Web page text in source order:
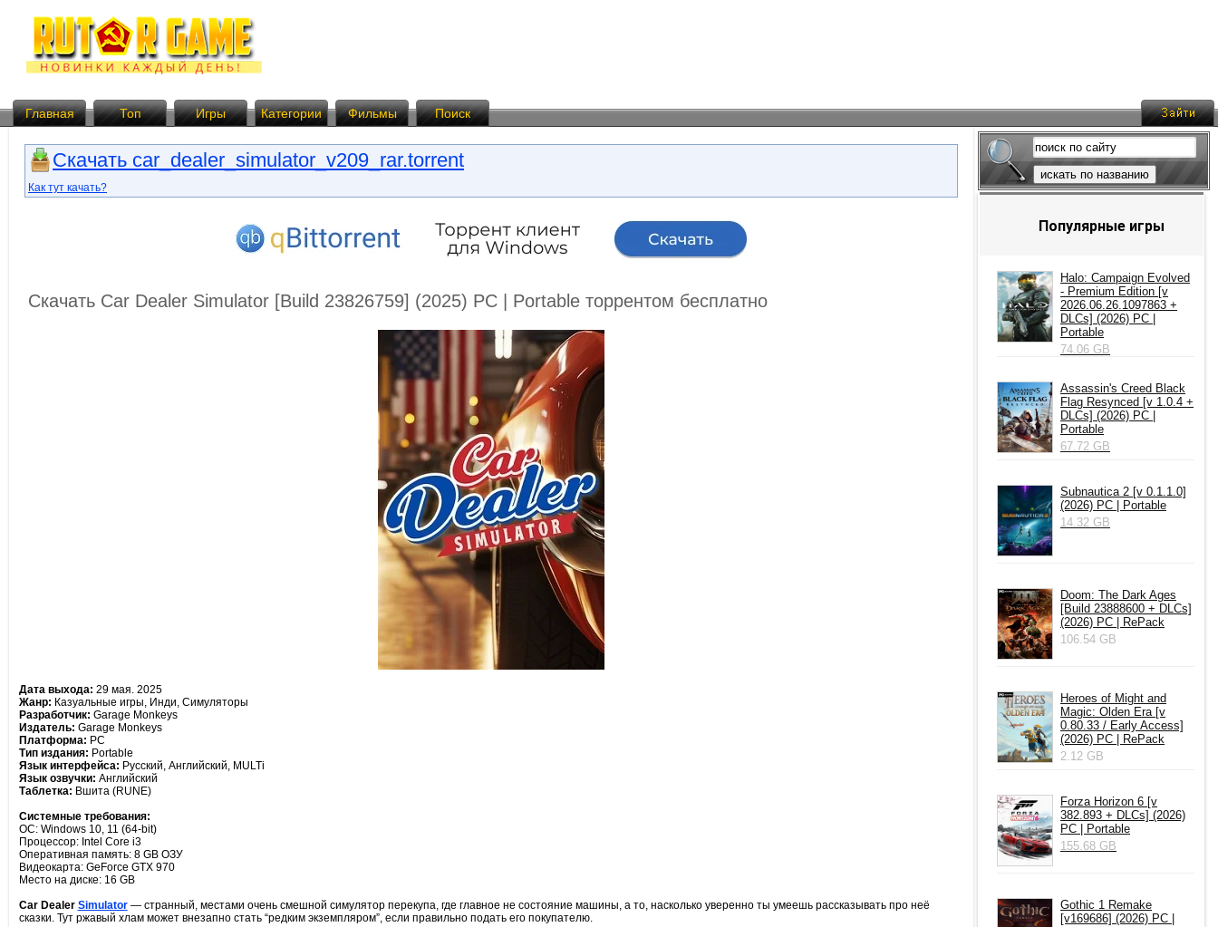
Главная Топ Игры Категории Фильмы Поиск
Скачать car_dealer_simulator_v209_rar.torrent
Как тут качать?
Скачать Car Dealer Simulator [Build 23826759] (2025) PC | Portable торрентом бесплатно
Дата выхода: 29 мая. 2025
Жанр: Казуальные игры, Инди, Симуляторы
Разработчик: Garage Monkeys
Издатель: Garage Monkeys
Платформа: PC
Тип издания: Portable
Язык интерфейса: Русский, Английский, MULTi
Язык озвучки: Английский
Таблетка: Вшита (RUNE)
Системные требования:
ОС: Windows 10, 11 (64-bit)
Процессор: Intel Core i3
Оперативная память: 8 GB ОЗУ
Видеокарта: GeForce GTX 970
Место на диске: 16 GB
Car Dealer Simulator— странный, местами очень смешной симулятор перекупа, где главное не состояние машины, а то, насколько уверенно ты умеешь рассказывать про неё
сказки. Тут ржавый хлам может внезапно стать “редким экземпляром”, если правильно подать его покупателю.
искать по названию
Популярные игры
Halo: Campaign Evolved
- Premium Edition [v
2026.06.26.1097863 +
DLCs] (2026) PC |
Portable
74.06 GB
Assassin's Creed Black
Flag Resynced [v 1.0.4 +
DLCs] (2026) PC |
Portable
67.72 GB
Subnautica 2 [v 0.1.1.0]
(2026) PC | Portable
14.32 GB
Doom: The Dark Ages
[Build 23888600 + DLCs]
(2026) PC | RePack
106.54 GB
Heroes of Might and
Magic: Olden Era [v
0.80.33 / Early Access]
(2026) PC | RePack
2.12 GB
Forza Horizon 6 [v
382.893 + DLCs] (2026)
PC | Portable
155.68 GB
Gothic 1 Remake
[v169686] (2026) PC |